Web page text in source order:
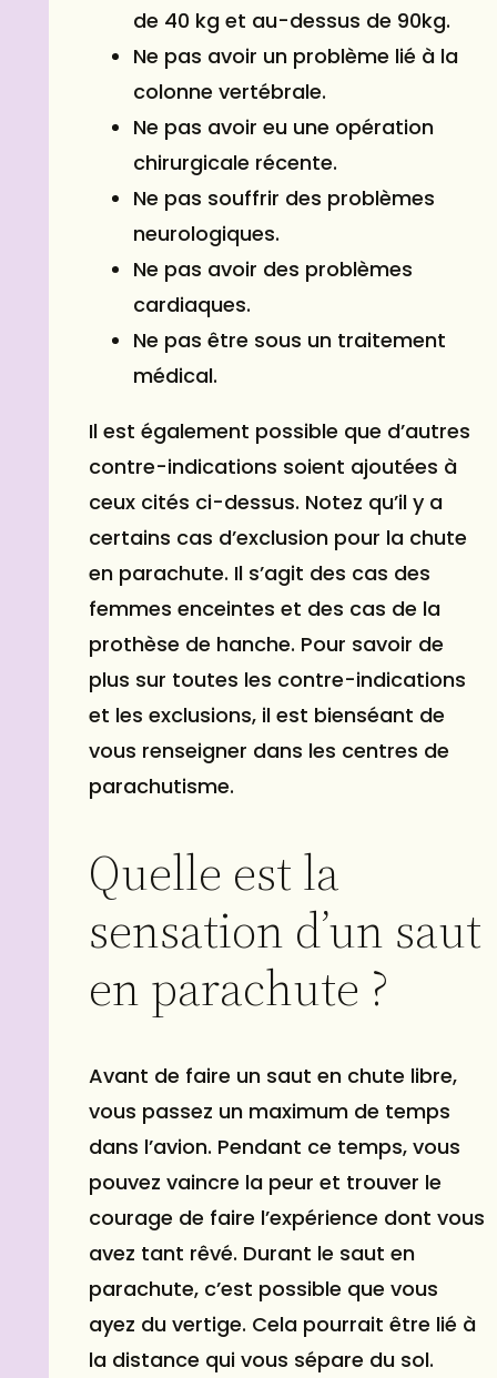
de 40 kg et au-dessus de 90kg.
Ne pas avoir un problème lié à la
colonne vertébrale.
Ne pas avoir eu une opération
chirurgicale récente.
Ne pas souffrir des problèmes
neurologiques.
Ne pas avoir des problèmes
cardiaques.
Ne pas être sous un traitement
médical.
Il est également possible que d’autres
contre-indications soient ajoutées à
ceux cités ci-dessus. Notez qu’il y a
certains cas d’exclusion pour la chute
en parachute. Il s’agit des cas des
femmes enceintes et des cas de la
prothèse de hanche. Pour savoir de
plus sur toutes les contre-indications
et les exclusions, il est bienséant de
vous renseigner dans les centres de
parachutisme.
Quelle est la
sensation d’un saut
en parachute ?
Avant de faire un saut en chute libre,
vous passez un maximum de temps
dans l’avion. Pendant ce temps, vous
pouvez vaincre la peur et trouver le
courage de faire l’expérience dont vous
avez tant rêvé. Durant le saut en
parachute, c’est possible que vous
ayez du vertige. Cela pourrait être lié à
la distance qui vous sépare du sol.